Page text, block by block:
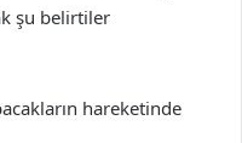
şu belirtiler
hareketinde